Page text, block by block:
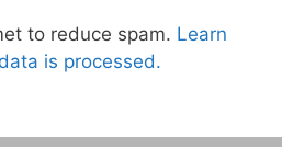
to reduce spam. Learn
is processed.